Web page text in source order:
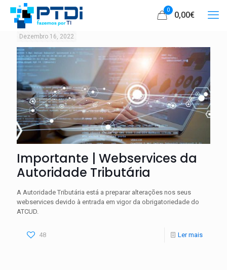
0
0,00€
Dezembro 16, 2022
Importante | Webservices da
Autoridade Tributária
A Autoridade Tributária está a preparar alterações nos seus
webservices devido à entrada em vigor da obrigatoriedade do
ATCUD.
48 Ler mais